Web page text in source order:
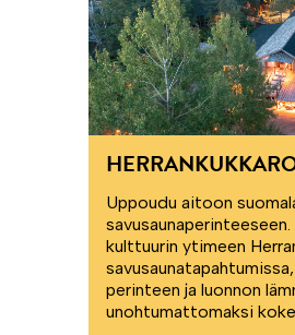
Uppoudu aitoon
kulttuurin ytimeen
perinteen ja luonnon
unohtumattomaksi